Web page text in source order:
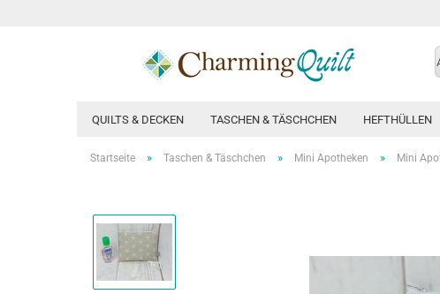
QUILTS & DECKEN TASCHEN & TÄSCHCHEN HEFTHÜLLEN
Startseite » Taschen & Täschchen » Mini Apotheken » Mini